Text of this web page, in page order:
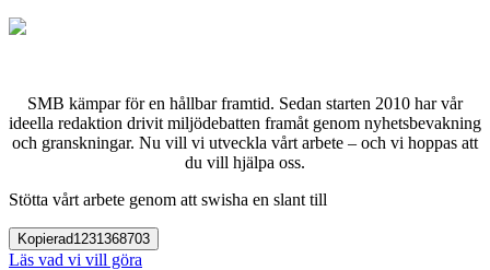
SMB kämpar för en hållbar framtid. Sedan starten 2010 har vår
ideella redaktion drivit miljödebatten framåt genom nyhetsbevakning
och granskningar. Nu vill vi utveckla vårt arbete – och vi hoppas att
du vill hjälpa oss.
Stötta vårt arbete genom att swisha en slant till
Kopierad1231368703
Läs vad vi vill göra